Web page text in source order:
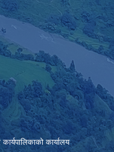
कार्यालय